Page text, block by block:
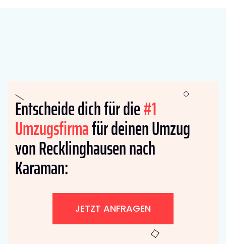
Entscheide dich für die#1
Umzugsfirmafür deinen Umzug
von Recklinghausen nach
Karaman:
JETZT ANFRAGEN